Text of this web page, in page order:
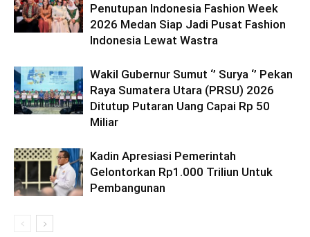
Penutupan Indonesia Fashion Week
2026 Medan Siap Jadi Pusat Fashion
Indonesia Lewat Wastra
Wakil Gubernur Sumut ‘’ Surya ‘’ Pekan
Raya Sumatera Utara (PRSU) 2026
Ditutup Putaran Uang Capai Rp 50
Miliar
Kadin Apresiasi Pemerintah
Gelontorkan Rp1.000 Triliun Untuk
Pembangunan